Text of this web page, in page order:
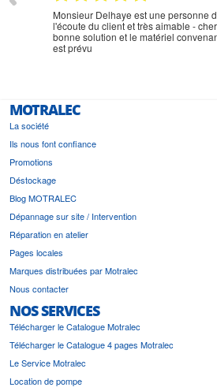
Monsieur Delhaye est une personne
l'écoute du client et très aimable -
bonne solution et le matériel
est prévu
MOTRALEC
La société
Ils nous font confiance
Promotions
Déstockage
Blog MOTRALEC
Dépannage sur site / Intervention
Réparation en atelier
Pages locales
Marques distribuées par Motralec
Nous contacter
NOS SERVICES
Télécharger le Catalogue Motralec
Télécharger le Catalogue 4 pages Motralec
Le Service Motralec
Location de pompe